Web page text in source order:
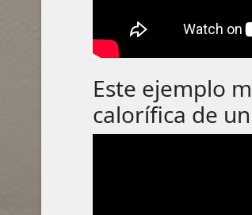
Este ejemplo
calorífica de